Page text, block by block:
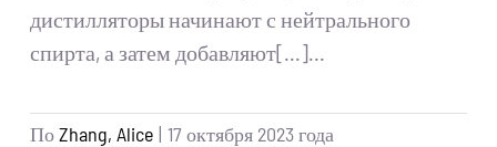
дистилляторы начинают с нейтрального
спирта, а затем добавляют[...]...
ПоZhang, Alice | 17 октября 2023 года